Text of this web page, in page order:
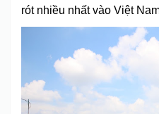
rót nhiều nhất vào Việt